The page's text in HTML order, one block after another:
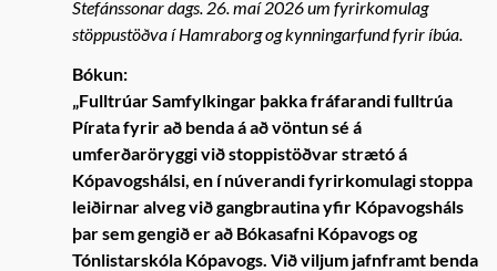
Stefánssonar dags. 26. maí 2026 um fyrirkomulag
stöppustöðva í Hamraborg og kynningarfund fyrir íbúa.
Bókun:
„Fulltrúar Samfylkingar þakka fráfarandi fulltrúa
Pírata fyrir að benda á að vöntun sé á
umferðaröryggi við stoppistöðvar strætó á
Kópavogshálsi, en í núverandi fyrirkomulagi stoppa
leiðirnar alveg við gangbrautina yfir Kópavogsháls
þar sem gengið er að Bókasafni Kópavogs og
Tónlistarskóla Kópavogs. Við viljum jafnframt benda